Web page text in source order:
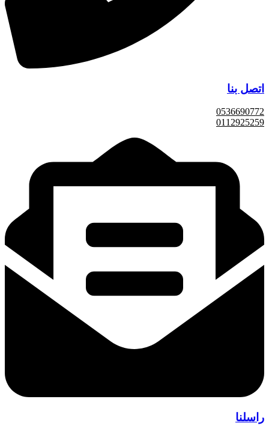
اتصل بنا
0536690772
0112925259
راسلنا